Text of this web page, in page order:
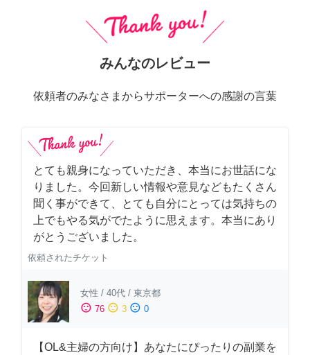
みんなのレビュー
依頼者のみなさまからサポーターへの感謝の言葉
とても親身になっていただき、本当にお世話にな
りました。今回新しい情報や意見などもたくさん
聞く事ができて、とても自分にとっては気持ちの
上でもやる気がでたように思えます。本当にあり
がとうございました。
依頼されたチケット
女性 / 40代 / 東京都
sentiment_satisfied 76 sentiment_neutral 3 sentiment_dissatisfied 0
【OL&主婦の方向け】あなたにぴったりの副業を